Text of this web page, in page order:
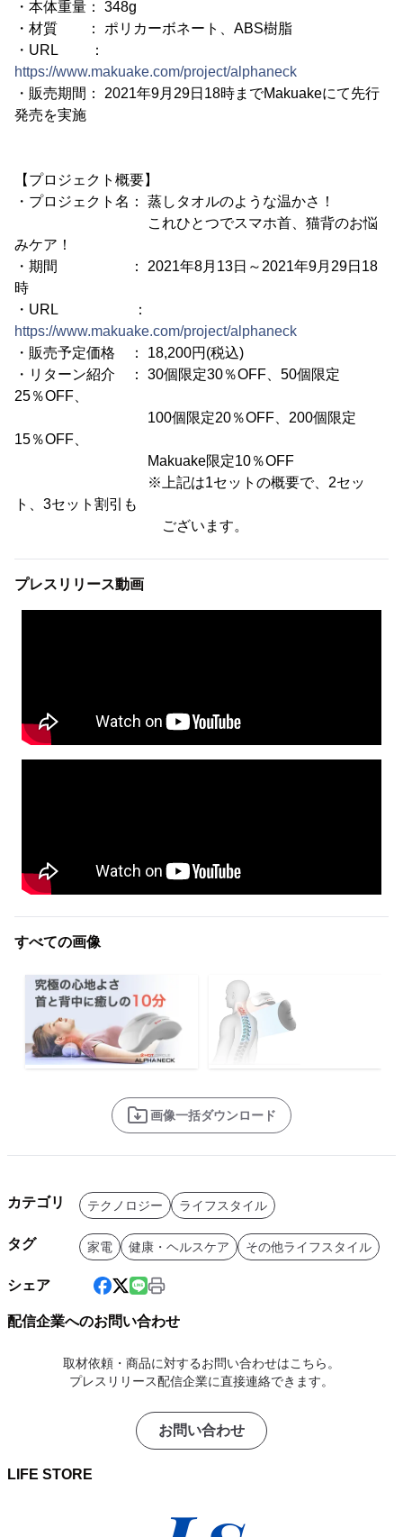
・本体重量： 348g
・材質 ： ポリカーボネート、ABS樹脂
・URL ：
https://www.makuake.com/project/alphaneck
・販売期間： 2021年9月29日18時までMakuakeにて先行
発売を実施
【プロジェクト概要】
・プロジェクト名： 蒸しタオルのような温かさ！
これひとつでスマホ首、猫背のお悩
みケア！
・期間 ： 2021年8月13日～2021年9月29日18
時
・URL ：
https://www.makuake.com/project/alphaneck
・販売予定価格 ： 18,200円(税込)
・リターン紹介 ： 30個限定30％OFF、50個限定
25％OFF、
100個限定20％OFF、200個限定
15％OFF、
Makuake限定10％OFF
※上記は1セットの概要で、2セッ
ト、3セット割引も
ございます。
プレスリリース動画
すべての画像
画像一括ダウンロード
カテゴリ テクノロジー ライフスタイル
タグ 家電 健康・ヘルスケア その他ライフスタイル
シェア
配信企業へのお問い合わせ
取材依頼・商品に対するお問い合わせはこちら。
プレスリリース配信企業に直接連絡できます。
お問い合わせ
LIFE STORE